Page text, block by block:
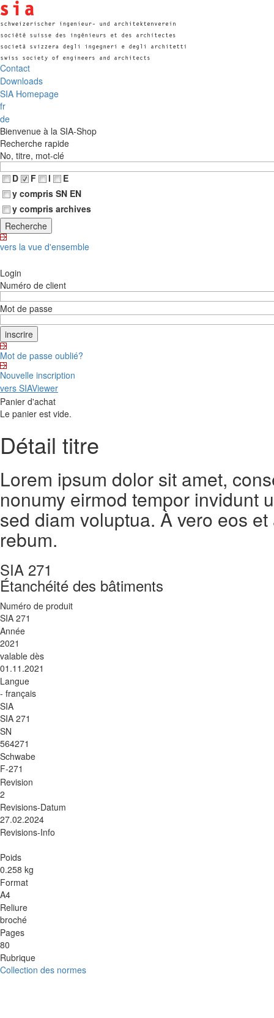
Contact
Downloads
SIA Homepage
fr
de
Bienvenue à la SIA-Shop
Recherche rapide
No, titre, mot-clé
D
F I
E
y compris SN EN
y compris archives
vers la vue d'ensemble
Login
Numéro de client
Mot de passe
Mot de passe oublié?
Nouvelle inscription
vers SIAViewer
Panier d'achat
Le panier est vide.
Détail titre
Lorem ipsum dolor sit amet,
nonumy eirmod tempor invidunt
sed diam voluptua. À vero eos
rebum.
SIA 271
Étanchéité des bâtiments
Numéro de produit
SIA 271
Année
2021
valable dès
01.11.2021
Langue
- français
SIA
SIA 271
SN
564271
Schwabe
F-271
Revision
2
Revisions-Datum
27.02.2024
Revisions-Info
Poids
0.258 kg
Format
A4
Reliure
broché
Pages
80
Rubrique
Collection des normes